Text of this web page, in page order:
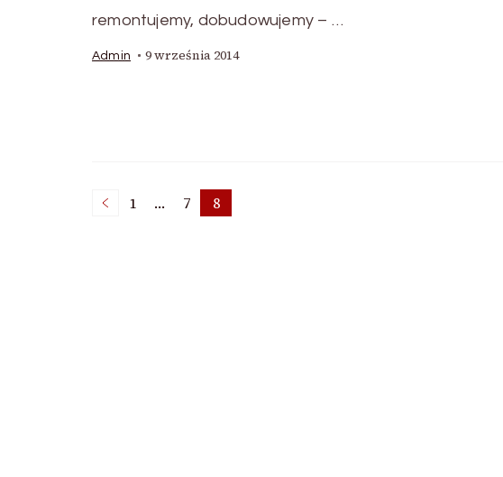
remontujemy, dobudowujemy – …
Admin 9 września 2014
Nawigacja
Strona
1 … Strona
7 Strona
8